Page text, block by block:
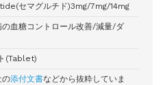
セマグルチド)3mg/7mg/14mg
の血糖コントロール改善/減量/ダ
(Tablet)
の添付文書などから抜粋していま